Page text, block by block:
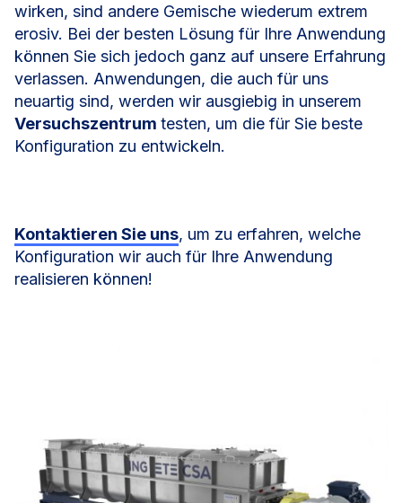
wirken, sind andere Gemische wiederum extrem
erosiv. Bei der besten Lösung für Ihre Anwendung
können Sie sich jedoch ganz auf unsere Erfahrung
verlassen. Anwendungen, die auch für uns
neuartig sind, werden wir ausgiebig in unserem
Versuchszentrum testen, um die für Sie beste
Konfiguration zu entwickeln.
Kontaktieren Sie uns, um zu erfahren, welche
Konfiguration wir auch für Ihre Anwendung
realisieren können!